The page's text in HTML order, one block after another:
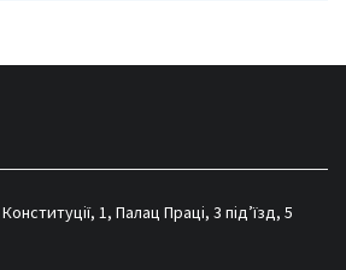
1, Палац Праці, 3 під’їзд, 5